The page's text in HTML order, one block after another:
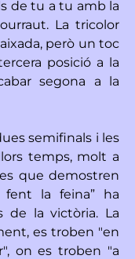
de tu a tu amb la
La tricolor
però un toc
posició a la
segona a la
semifinals i les
temps, molt a
que demostren
la feina” ha
de la victòria. La
es troben "en
on es troben "a